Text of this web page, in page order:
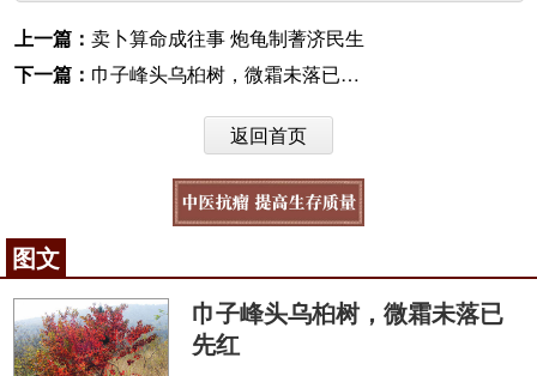
上一篇： 卖卜算命成往事 炮龟制蓍济民生
下一篇： 巾子峰头乌桕树，微霜未落已先红
返回首页
图文
巾子峰头乌桕树，微霜未落已
先红